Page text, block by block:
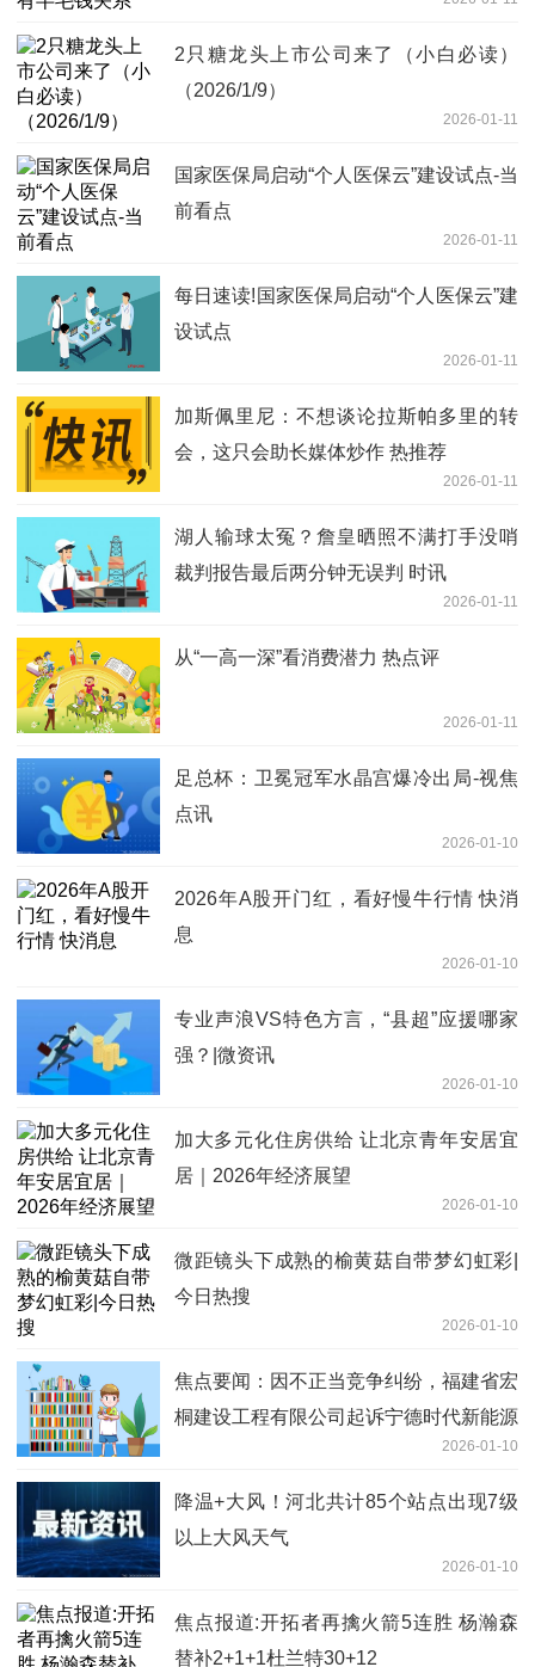
2只糖龙头上市公司来了（小白必读）
（2026/1/9）
2026-01-11
国家医保局启动“个人医保云”建设试点-当
前看点
2026-01-11
每日速读!国家医保局启动“个人医保云”建
设试点
2026-01-11
加斯佩里尼：不想谈论拉斯帕多里的转
会，这只会助长媒体炒作 热推荐
2026-01-11
湖人输球太冤？詹皇晒照不满打手没哨
裁判报告最后两分钟无误判 时讯
2026-01-11
从“一高一深”看消费潜力 热点评
2026-01-11
足总杯：卫冕冠军水晶宫爆冷出局-视焦
点讯
2026-01-10
2026年A股开门红，看好慢牛行情 快消
息
2026-01-10
专业声浪VS特色方言，“县超”应援哪家
强？|微资讯
2026-01-10
加大多元化住房供给 让北京青年安居宜
居｜2026年经济展望
2026-01-10
微距镜头下成熟的榆黄菇自带梦幻虹彩|
今日热搜
2026-01-10
焦点要闻：因不正当竞争纠纷，福建省宏
桐建设工程有限公司起诉宁德时代新能源
2026-01-10
降温+大风！河北共计85个站点出现7级
以上大风天气
2026-01-10
焦点报道:开拓者再擒火箭5连胜 杨瀚森
替补2+1+1杜兰特30+12